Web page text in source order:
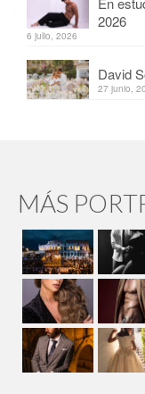
2026
6 julio, 2026
David
27 junio,
MÁS